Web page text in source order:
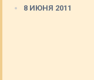
8 ИЮНЯ 2011